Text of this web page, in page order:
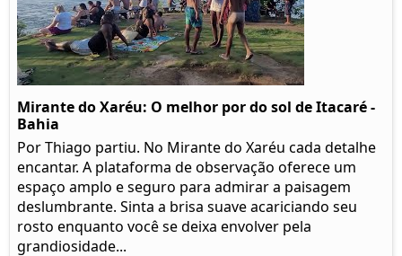
Mirante do Xaréu: O melhor por do sol de Itacaré -
Bahia
Por Thiago partiu. No Mirante do Xaréu cada detalhe
encantar. A plataforma de observação oferece um
espaço amplo e seguro para admirar a paisagem
deslumbrante. Sinta a brisa suave acariciando seu
rosto enquanto você se deixa envolver pela
grandiosidade...